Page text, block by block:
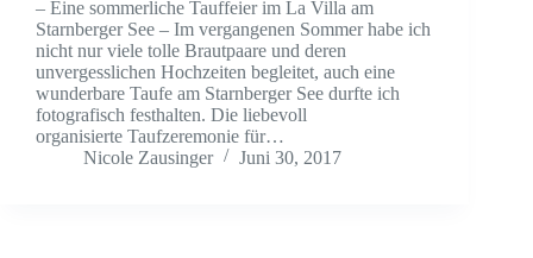
– Eine sommerliche Tauffeier im La Villa am
Starnberger See – Im vergangenen Sommer habe ich
nicht nur viele tolle Brautpaare und deren
unvergesslichen Hochzeiten begleitet, auch eine
wunderbare Taufe am Starnberger See durfte ich
fotografisch festhalten. Die liebevoll
organisierte Taufzeremonie für…
Nicole Zausinger
Juni 30, 2017